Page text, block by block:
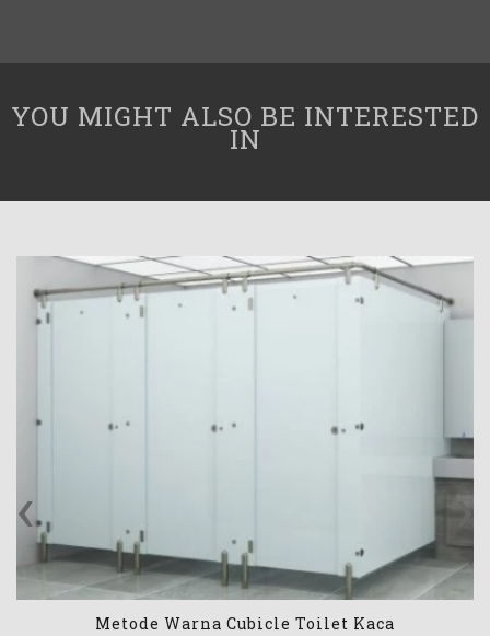
YOU MIGHT ALSO BE INTERESTED
IN
Metode Warna Cubicle Toilet Kaca
‹ ›